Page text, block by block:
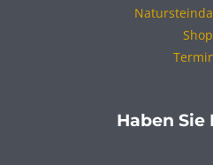
Shop
Haben Sie